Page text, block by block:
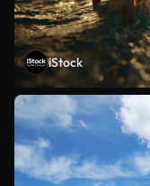
iStock